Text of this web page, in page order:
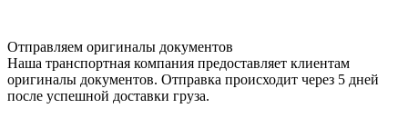
Отправляем оригиналы документов
Наша транспортная компания предоставляет клиентам
оригиналы документов. Отправка происходит через 5 дней
после успешной доставки груза.